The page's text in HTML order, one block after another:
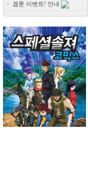
겜툰 이벤트! 안내